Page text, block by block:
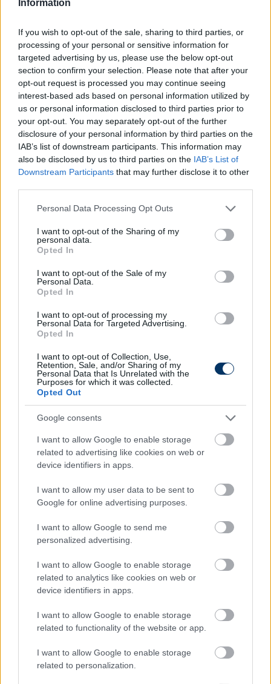
Information
If you wish to opt-out of the sale, sharing to third parties, or
processing of your personal or sensitive information for
targeted advertising by us, please use the below opt-out
section to confirm your selection. Please note that after your
opt-out request is processed you may continue seeing
interest-based ads based on personal information utilized by
us or personal information disclosed to third parties prior to
your opt-out. You may separately opt-out of the further
disclosure of your personal information by third parties on the
IAB’s list of downstream participants. This information may
also be disclosed by us to third parties on the IAB’s List of
Downstream Participants that may further disclose it to other
Please note that this website/app uses one or more Google
not limited to your visit or usage behaviour. You may click to
grant or deny consent to Google and its third-party tags to
use your data for below specified purposes in below Google
consent section.
Personal Data Processing Opt Outs
I want to opt-out of the Sharing of my
personal data.
Opted In
I want to opt-out of the Sale of my
Personal Data.
Opted In
I want to opt-out of processing my
Personal Data for Targeted Advertising.
Opted In
I want to opt-out of Collection, Use,
Retention, Sale, and/or Sharing of my
Personal Data that Is Unrelated with the
Purposes for which it was collected.
Opted Out
Google consents
I want to allow Google to enable storage
related to advertising like cookies on web or
device identifiers in apps.
I want to allow my user data to be sent to
Google for online advertising purposes.
I want to allow Google to send me
personalized advertising.
I want to allow Google to enable storage
related to analytics like cookies on web or
device identifiers in apps.
I want to allow Google to enable storage
related to functionality of the website or app.
I want to allow Google to enable storage
related to personalization.
játszó, a Bundesligában gólt és gólpasszt nem
Érdekesség, hogy a Corriere ír két, Sallai kapcsán
eddig még nem említett csapatról is, az egyaránt
a Premier League-ben szereplő
Wolverhamptonról és a West Hamről, hozzátéve,
hogy az angolok számára nem kell bemutatkoznia a
játékosnak, aki duplázott az Anglia elleni 4-0
alkalmával (éppen a Wolves stadionjában). A
Wolverhamton az utolsó, a West Ham a 16. az angol
első osztályban. Igaz, korábban a játékos édesapja,
Sallai Tibor úgy nyilatkozott, elsősorban az olasz
vagy a spanyol liga lehet jó opció következő
állomásként a fia számára, kevésbé az angol
Azt is érdemes megjegyezni, hogy Sallai nemrég
aláírt Alessandro Luccival, a többek között Dejan
Kulusevski, Gianluca Scamacca és Filip Kostić ügyeit
is intéző World Soccer Agency alapítójával és
vezérigazgatójával, azaz olaszországi ügynöke,
illetve ügynöksége lett a játékosnak, így a
legnagyobb esély a Serie A-ba szerződésre lehet.
Olvastad már?
Nem mindennapi üzlet készül az NB I-
fizethet a magyar válogatott
játékosért - sajtóhír
középpályása, Baráth Péter közel áll ahhoz, hogy az
olasz első osztályú Torinóba igazoljon.
Elolvasom